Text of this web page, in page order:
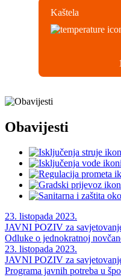
Kaštela
Obavijesti
Navigacija
objava
23. listopada 2023.
JAVNI POZIV za
Odluke o jednokratnoj
23. listopada 2023.
JAVNI POZIV za
Programa javnih potreba u